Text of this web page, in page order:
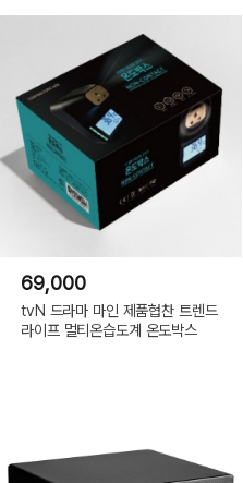
69,000
tvN 드라마 마인 제품협찬 트렌드
라이프 멀티온습도계 온도박스